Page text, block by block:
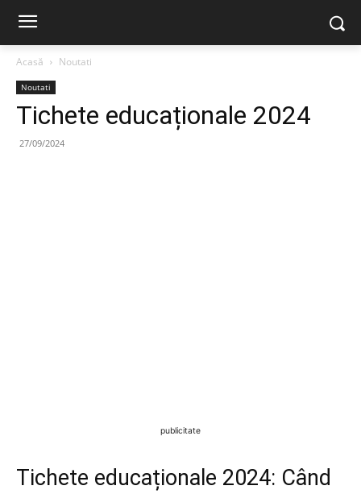
Acasă Noutati
Noutati
Tichete educaționale 2024
27/09/2024
publicitate
Tichete educaționale 2024: Când